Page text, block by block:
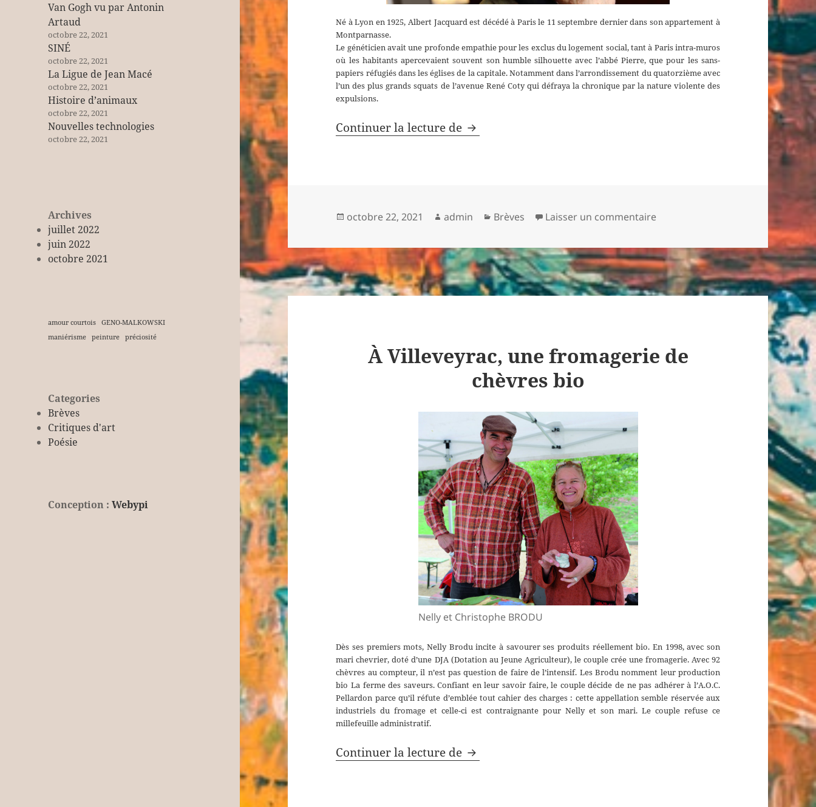
Van Gogh vu par Antonin
Artaud
octobre 22, 2021
SINÉ
octobre 22, 2021
La Ligue de Jean Macé
octobre 22, 2021
Histoire d’animaux
octobre 22, 2021
Nouvelles technologies
octobre 22, 2021
Archives
juillet 2022
juin 2022
octobre 2021
amour courtois
GENO-MALKOWSKI
maniérisme
peinture préciosité
Categories
Brèves
Critiques d'art
Poésie
Conception : Webypi
Né à Lyon en 1925, Albert Jacquard est décédé à Paris le 11 septembre dernier dans son appartement à
Montparnasse.
Le généticien avait une profonde empathie pour les exclus du logement social, tant à Paris intra-muros
où les habitants apercevaient souvent son humble silhouette avec l’abbé Pierre, que pour les sans-
papiers réfugiés dans les églises de la capitale. Notamment dans l’arrondissement du quatorzième avec
l’un des plus grands squats de l’avenue René Coty qui défraya la chronique par la nature violente des
expulsions.
Continuer la lecture de Albert Jacquard, génie des gènes
Publié
octobre 22, 2021 Auteur
admin Catégories
Brèves Laisser un commentairesur Albert Jacquard, génie des
À Villeveyrac, une fromagerie de
chèvres bio
Nelly et Christophe BRODU
Dès ses premiers mots, Nelly Brodu incite à savourer ses produits réellement bio. En 1998, avec son
mari chevrier, doté d’une DJA (Dotation au Jeune Agriculteur), le couple crée une fromagerie. Avec 92
chèvres au compteur, il n’est pas question de faire de l’intensif. Les Brodu nomment leur production
bio La ferme des saveurs. Confiant en leur savoir faire, le couple décide de ne pas adhérer à l’A.O.C.
Pellardon parce qu’il réfute d’emblée tout cahier des charges : cette appellation semble réservée aux
industriels du fromage et celle-ci est contraignante pour Nelly et son mari. Le couple refuse ce
millefeuille administratif.
Continuer la lecture de Fromagerie à Villeveyrac